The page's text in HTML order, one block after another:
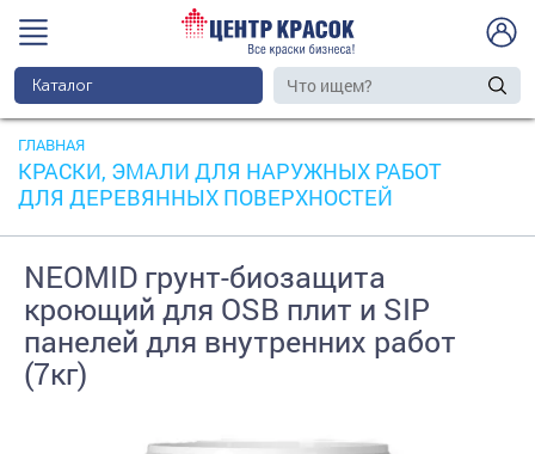
Каталог
ГЛАВНАЯ
КРАСКИ, ЭМАЛИ ДЛЯ НАРУЖНЫХ РАБОТ
ДЛЯ ДЕРЕВЯННЫХ ПОВЕРХНОСТЕЙ
NEOMID грунт-биозащита
кроющий для OSB плит и SIP
панелей для внутренних работ
(7кг)